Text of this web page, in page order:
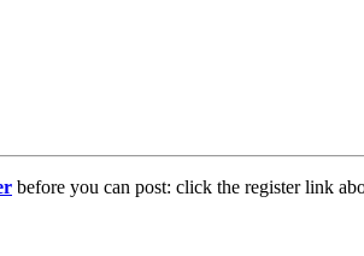
before you can post: click the register link